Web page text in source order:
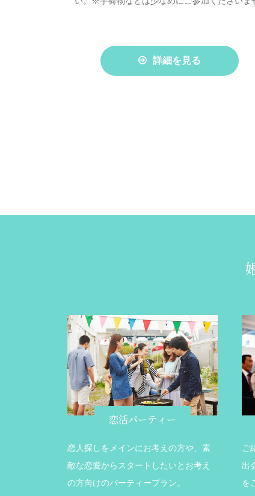
詳細を見る
恋活パーティー
恋人探しをメインにお考えの方や、素
敵な恋愛からスタートしたいとお考え
の方向けのパーティープラン。
ご
出
を